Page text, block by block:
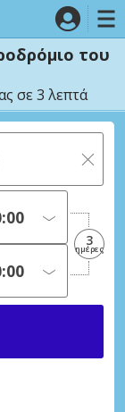
του
σε 3 λεπτά
3
ημέρες